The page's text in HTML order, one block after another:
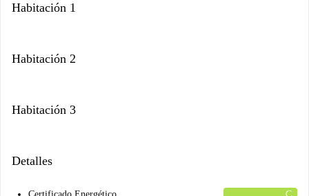
Habitación 1
Habitación 2
Habitación 3
Detalles